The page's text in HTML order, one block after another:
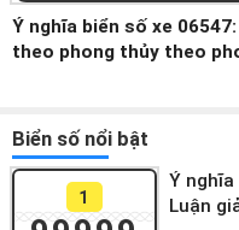
Ý nghĩa biển số xe
theo phong thủy theo
Biển số nổi bật
1
Ý nghĩa
Luận